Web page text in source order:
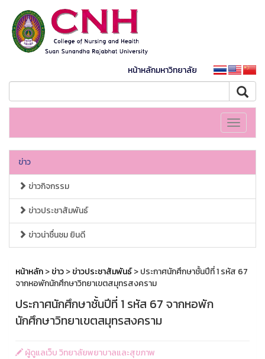
หน้าหลักมหาวิทยาลัย
Toggle
ข่าว
ข่าวกิจกรรม
ข่าวประชาสัมพันธ์
ข่าวน่าชื่นชม ยินดี
หน้าหลัก>ข่าว>ข่าวประชาสัมพันธ์> ประกาศนักศึกษาชั้นปีที่ 1 รหัส 67
จากหอพักนักศึกษาวิทยาเขตสมุทรสงคราม
ประกาศนักศึกษาชั้นปีที่ 1 รหัส 67 จากหอพัก
นักศึกษาวิทยาเขตสมุทรสงคราม
ผู้ดูแลเว็บ วิทยาลัยพยาบาลและสุขภาพ